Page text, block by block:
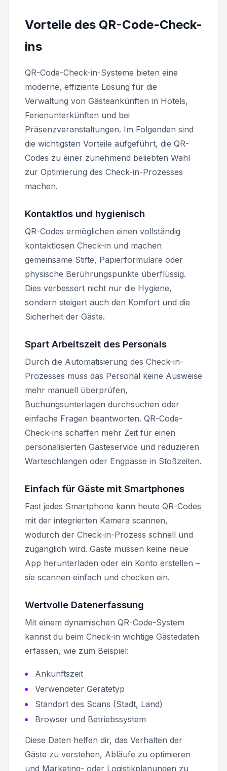
Vorteile des QR-Code-Check-
ins
QR-Code-Check-in-Systeme bieten eine
moderne, effiziente Lösung für die
Verwaltung von Gästeankünften in Hotels,
Ferienunterkünften und bei
Präsenzveranstaltungen. Im Folgenden sind
die wichtigsten Vorteile aufgeführt, die QR-
Codes zu einer zunehmend beliebten Wahl
zur Optimierung des Check-in-Prozesses
machen.
Kontaktlos und hygienisch
QR-Codes ermöglichen einen vollständig
kontaktlosen Check-in und machen
gemeinsame Stifte, Papierformulare oder
physische Berührungspunkte überflüssig.
Dies verbessert nicht nur die Hygiene,
sondern steigert auch den Komfort und die
Sicherheit der Gäste.
Spart Arbeitszeit des Personals
Durch die Automatisierung des Check-in-
Prozesses muss das Personal keine Ausweise
mehr manuell überprüfen,
Buchungsunterlagen durchsuchen oder
einfache Fragen beantworten. QR-Code-
Check-ins schaffen mehr Zeit für einen
personalisierten Gästeservice und reduzieren
Warteschlangen oder Engpässe in Stoßzeiten.
Einfach für Gäste mit Smartphones
Fast jedes Smartphone kann heute QR-Codes
mit der integrierten Kamera scannen,
wodurch der Check-in-Prozess schnell und
zugänglich wird. Gäste müssen keine neue
App herunterladen oder ein Konto erstellen –
sie scannen einfach und checken ein.
Wertvolle Datenerfassung
Mit einem dynamischen QR-Code-System
kannst du beim Check-in wichtige Gästedaten
erfassen, wie zum Beispiel:
Ankunftszeit
Verwendeter Gerätetyp
Standort des Scans (Stadt, Land)
Browser und Betriebssystem
Diese Daten helfen dir, das Verhalten der
Gäste zu verstehen, Abläufe zu optimieren
und Marketing- oder Logistikplanungen zu